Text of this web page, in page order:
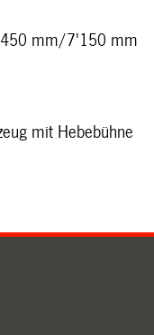
mm/7'150 mm
mit Hebebühne